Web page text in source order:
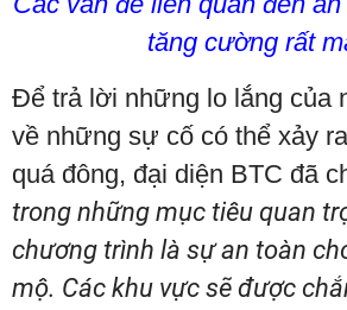
tăng cường rất
Để trả lời những lo lắng của
về những sự cố có thể xảy
quá đông, đại diện BTC đã
trong những mục tiêu quan
chương trình là sự an toàn
mộ. Các khu vực sẽ được